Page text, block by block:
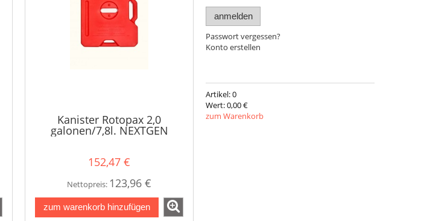
Kanister Rotopax 2,0
galonen/7,8l. NEXTGEN
152,47 €
Nettopreis: 123,96 €
zum warenkorb hinzufügen
anmelden
Passwort vergessen?
Konto erstellen
Artikel:0
Wert:0,00 €
zum Warenkorb